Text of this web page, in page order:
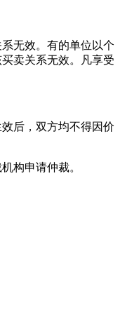
无效。有的单位以个
卖关系无效。凡享受
后，双方均不得因价
构申请仲裁。